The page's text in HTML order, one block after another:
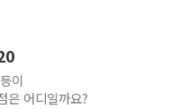
이
은 어디일까요?